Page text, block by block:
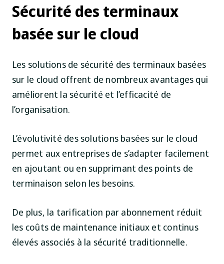
Sécurité des terminaux
basée sur le cloud
Les solutions de sécurité des terminaux basées
sur le cloud offrent de nombreux avantages qui
améliorent la sécurité et l’efficacité de
l’organisation.
L’évolutivité des solutions basées sur le cloud
permet aux entreprises de s’adapter facilement
en ajoutant ou en supprimant des points de
terminaison selon les besoins.
De plus, la tarification par abonnement réduit
les coûts de maintenance initiaux et continus
élevés associés à la sécurité traditionnelle.